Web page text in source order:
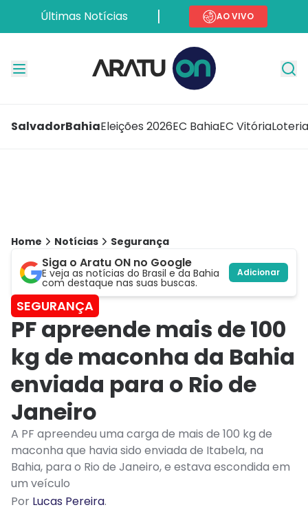
Últimas Notícias AO VIVO
SalvadorBahiaEleições 2026EC BahiaEC Vitória
Home Notícias Segurança
Siga o Aratu ON no Google
E veja as notícias do Brasil e da Bahia
com destaque nas suas buscas.
Adicionar
SEGURANÇA
PF apreende mais de 100
kg de maconha da Bahia
enviada para o Rio de
Janeiro
A PF apreendeu uma carga de mais de 100 kg de
maconha que havia sido enviada de Itabela, na
Bahia, para o Rio de Janeiro, e estava escondida em
um veículo
Por Lucas Pereira.